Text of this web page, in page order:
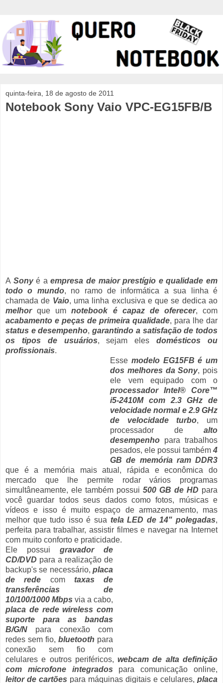
quinta-feira, 18 de agosto de 2011
Notebook Sony Vaio VPC-EG15FB/B
A Sonyé aempresa de maior prestígio e qualidade em
todo o mundo, no ramo de informática a sua linha é
chamada de Vaio, uma linha exclusiva e que se dedica ao
melhorque umnotebook é capaz de oferecer, com
acabamento e peças de primeira qualidade, para lhe dar
status e desempenho,garantindo a satisfação de todos
os tipos de usuários, sejam elesdomésticos ou
profissionais.
Esse modelo EG15FB é um
dos melhores da Sony, pois
ele vem equipado com o
processador Intel® Core™
i5-2410M com 2.3 GHz de
velocidade normal e 2.9 GHz
de velocidade turbo, um
processador de alto
desempenho para trabalhos
pesados, ele possui também4
GB de memória ram DDR3
que é a memória mais atual, rápida e econômica do
mercado que lhe permite rodar vários programas
simultâneamente, ele também possui 500 GB de HD para
você guardar todos seus dados como fotos, músicas e
vídeos e isso é muito espaço de armazenamento, mas
melhor que tudo isso é sua tela LED de 14" polegadas,
perfeita para trabalhar, assistir filmes e navegar na Internet
com muito conforto e praticidade.
Ele possui gravador de
CD/DVD para a realização de
backup's se necessário, placa
de rede com taxas de
transferências de
10/100/1000 Mbps via a cabo,
placa de rede wireless com
suporte para as bandas
B/G/N para conexão com
redes sem fio, bluetooth para
conexão sem fio com
celulares e outros periféricos,webcam de alta definição
com microfone integrados para comunicação online,
leitor de cartões para máquinas digitais e celulares, placa